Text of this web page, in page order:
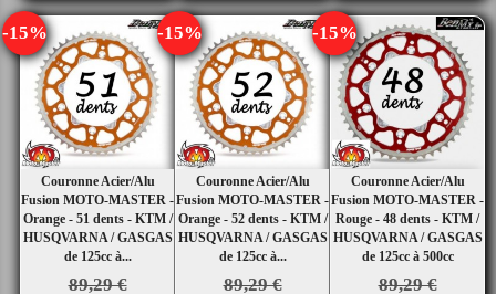
Couronne Acier/Alu
Fusion MOTO-MASTER -
Orange - 51 dents - KTM /
HUSQVARNA / GASGAS
de 125cc à...
89,29 €
-15%
Couronne Acier/Alu
Fusion MOTO-MASTER -
Orange - 52 dents - KTM /
HUSQVARNA / GASGAS
de 125cc à...
89,29 €
-15%
Couronne Acier/Alu
Fusion MOTO-MASTER -
Rouge - 48 dents - KTM /
HUSQVARNA / GASGAS
de 125cc à 500cc
89,29 €
-15%